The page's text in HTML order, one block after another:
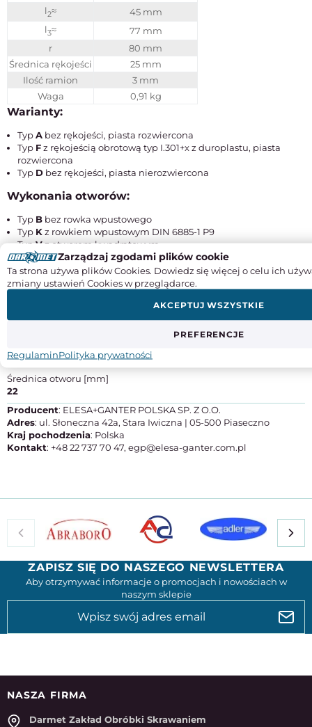
l2≈
45 mm
l3≈
77 mm
r
80 mm
Średnica rękojeści
25 mm
Ilość ramion
3 mm
Waga
0,91 kg
Warianty:
TypA bez rękojeści, piasta rozwiercona
Typ Fz rękojeścią obrotową typ I.301+x z duroplastu, piasta
rozwiercona
Typ D bez rękojeści, piasta nierozwiercona
Wykonania otworów:
Typ B bez rowka wpustowego
Typ Kz rowkiem wpustowym DIN 6885-1 P9
TypVz otworem kwadratowym
Instrukcje obsługi
SPECYFIKACJA PRODUKTU
200
Średnica otworu [mm]
22
Producent: ELESA+GANTER POLSKA SP. Z O.O.
Adres: ul. Słoneczna 42a, Stara Iwiczna | 05-500 Piaseczno
Kraj pochodzenia: Polska
Kontakt: +48 22 737 70 47, egp@elesa-ganter.com.pl
ZAPISZ SIĘ DO NASZEGO NEWSLETTERA
Aby otrzymywać informacje o promocjach i nowościach w
naszym sklepie
NASZA FIRMA
Darmet Zakład Obróbki Skrawaniem
Zarządzaj zgodami plików cookie
Ta strona używa plików Cookies. Dowiedz się więcej o celu ich
zmiany ustawień Cookies w przeglądarce.
PREFERENCJE
AKCEPTUJ WSZYSTKIE
RegulaminPolityka prywatności